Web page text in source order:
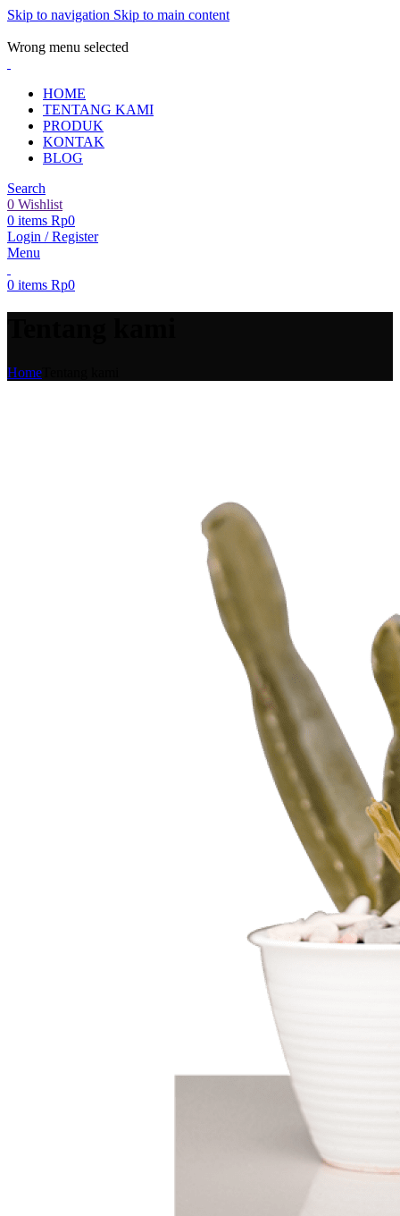
Skip to navigation Skip to main content
Wrong menu selected
HOME
TENTANG KAMI
PRODUK
KONTAK
BLOG
Search
0 Wishlist
0 items Rp0
Login / Register
Menu
0 items Rp0
Home